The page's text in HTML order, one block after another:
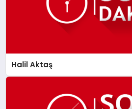
Halil Aktaş